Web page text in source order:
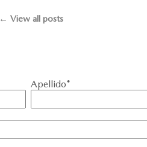
← View all posts
Apellido*